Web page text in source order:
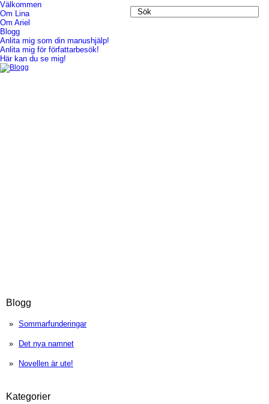
Välkommen
Om Lina
Om Ariel
Blogg
Anlita mig som din manushjälp!
Anlita mig för författarbesök!
Här kan du se mig!
Blogg
Sommarfunderingar
Det nya namnet
Novellen är ute!
Kategorier